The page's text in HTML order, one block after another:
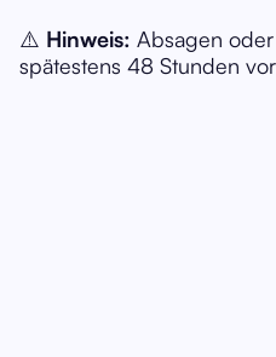
⚠️ Hinweis: Absagen
spätestens 48 Stunden